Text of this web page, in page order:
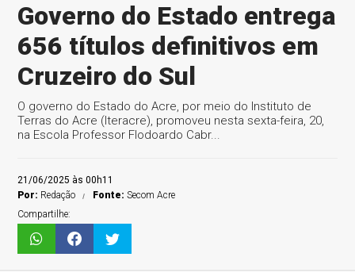
Governo do Estado entrega
656 títulos definitivos em
Cruzeiro do Sul
O governo do Estado do Acre, por meio do Instituto de
Terras do Acre (Iteracre), promoveu nesta sexta-feira, 20,
na Escola Professor Flodoardo Cabr...
21/06/2025 às 00h11
Por: Redação Fonte:Secom Acre
Compartilhe: